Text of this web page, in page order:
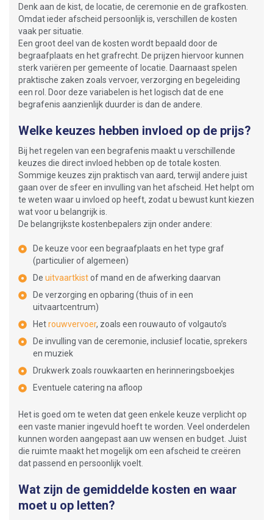
Denk aan de kist, de locatie, de ceremonie en de grafkosten.
Omdat ieder afscheid persoonlijk is, verschillen de kosten
vaak per situatie.
Een groot deel van de kosten wordt bepaald door de
begraafplaats en het grafrecht. De prijzen hiervoor kunnen
sterk variëren per gemeente of locatie. Daarnaast spelen
praktische zaken zoals vervoer, verzorging en begeleiding
een rol. Door deze variabelen is het logisch dat de ene
begrafenis aanzienlijk duurder is dan de andere.
Welke keuzes hebben invloed op de prijs?
Bij het regelen van een begrafenis maakt u verschillende
keuzes die direct invloed hebben op de totale kosten.
Sommige keuzes zijn praktisch van aard, terwijl andere juist
gaan over de sfeer en invulling van het afscheid. Het helpt om
te weten waar u invloed op heeft, zodat u bewust kunt kiezen
wat voor u belangrijk is.
De belangrijkste kostenbepalers zijn onder andere:
De keuze voor een begraafplaats en het type graf
(particulier of algemeen)
De uitvaartkistof mand en de afwerking daarvan
De verzorging en opbaring (thuis of in een
uitvaartcentrum)
Hetrouwvervoer, zoals een rouwauto of volgauto’s
De invulling van de ceremonie, inclusief locatie, sprekers
en muziek
Drukwerk zoals rouwkaarten en herinneringsboekjes
Eventuele catering na afloop
Het is goed om te weten dat geen enkele keuze verplicht op
een vaste manier ingevuld hoeft te worden. Veel onderdelen
kunnen worden aangepast aan uw wensen en budget. Juist
die ruimte maakt het mogelijk om een afscheid te creëren
dat passend en persoonlijk voelt.
Wat zijn de gemiddelde kosten en waar
moet u op letten?